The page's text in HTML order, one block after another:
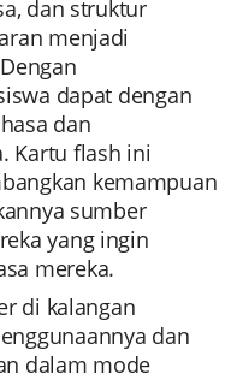
dan struktur
menjadi
dapat dengan
dan
Kartu flash ini
kemampuan
sumber
yang ingin
mereka.
di kalangan
dan
dalam mode